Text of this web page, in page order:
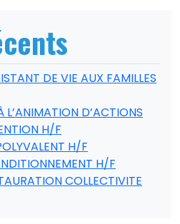
DE VIE AUX FAMILLES
D’ACTIONS
H/F
H/F
H/F
COLLECTIVITE